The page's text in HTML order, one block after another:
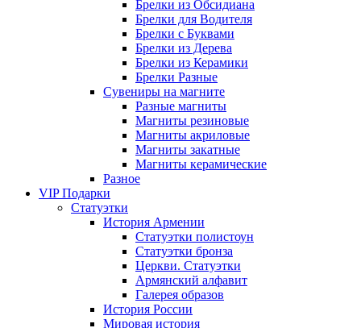
Брелки из Обсидиана
Брелки для Водителя
Брелки с Буквами
Брелки из Дерева
Брелки из Керамики
Брелки Разные
Сувениры на магните
Разные магниты
Магниты резиновые
Магниты акриловые
Магниты закатные
Магниты керамические
Разное
VIP Подарки
Статуэтки
История Армении
Статуэтки полистоун
Статуэтки бронза
Церкви. Статуэтки
Армянский алфавит
Галерея образов
История России
Мировая история